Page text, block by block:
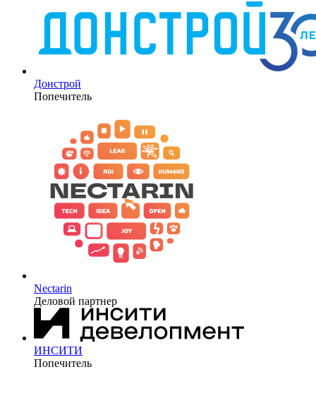
Донстрой
Попечитель
Nectarin
Деловой партнер
ИНСИТИ
Попечитель